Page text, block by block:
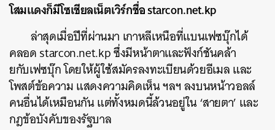
โสมแดงก็มีโซเชียลเน็ตเวิร์กชื่อ starcon.net.kp
ล่าสุดเมื่อปีที่ผ่านมา เกาหลีเหนือที่แบนเฟซบุ๊กได้
คลอด starcon.net.kp ซึ่งมีหน้าตาและฟังก์ชันคล้า
ยกับเฟซบุ๊ก โดยให้ผู้ใช้สมัครลงทะเบียนด้วยอีเมล และ
โพสต์ข้อความ แสดงความคิดเห็น ฯลฯ ลงบนหน้าวอลล์
คนอื่นได้เหมือนกัน แต่ทั้งหมดนี้ล้วนอยู่ใน ‘สายตา’ และ
กฎข้อบังคับของรัฐบาล